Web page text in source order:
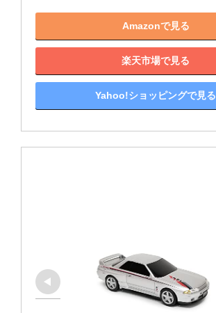
Amazonで見る
楽天市場で見る
Yahoo!ショッピングで見る